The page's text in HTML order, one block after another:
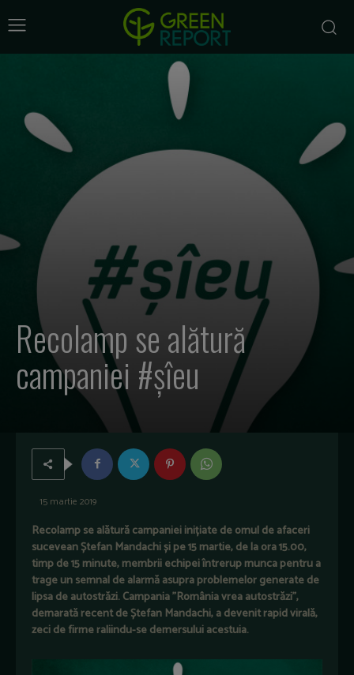
Recolamp se alătură
campaniei #șîeu
15 martie 2019
Recolamp se alătură campaniei inițiate de omul de afaceri
sucevean Ștefan Mandachi și pe 15 martie, de la ora 15.00,
timp de 15 minute, membrii echipei întrerup munca pentru a
trage un semnal de alarmă asupra problemelor generate de
lipsa de autostrăzi. Campania ”România vrea autostrăzi”,
demarată recent de Ștefan Mandachi, a devenit rapid virală,
zeci de firme raliindu-se demersului acestuia.